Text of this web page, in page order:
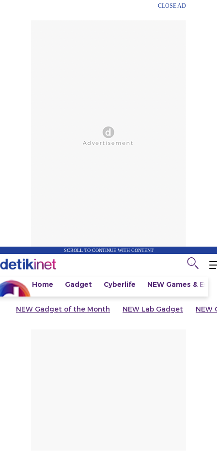
CLOSE AD
SCROLL TO CONTINUE WITH CONTENT
Home Gadget Cyberlife NEW Games &
NEW Gadget of the Month NEW Lab Gadget NEW